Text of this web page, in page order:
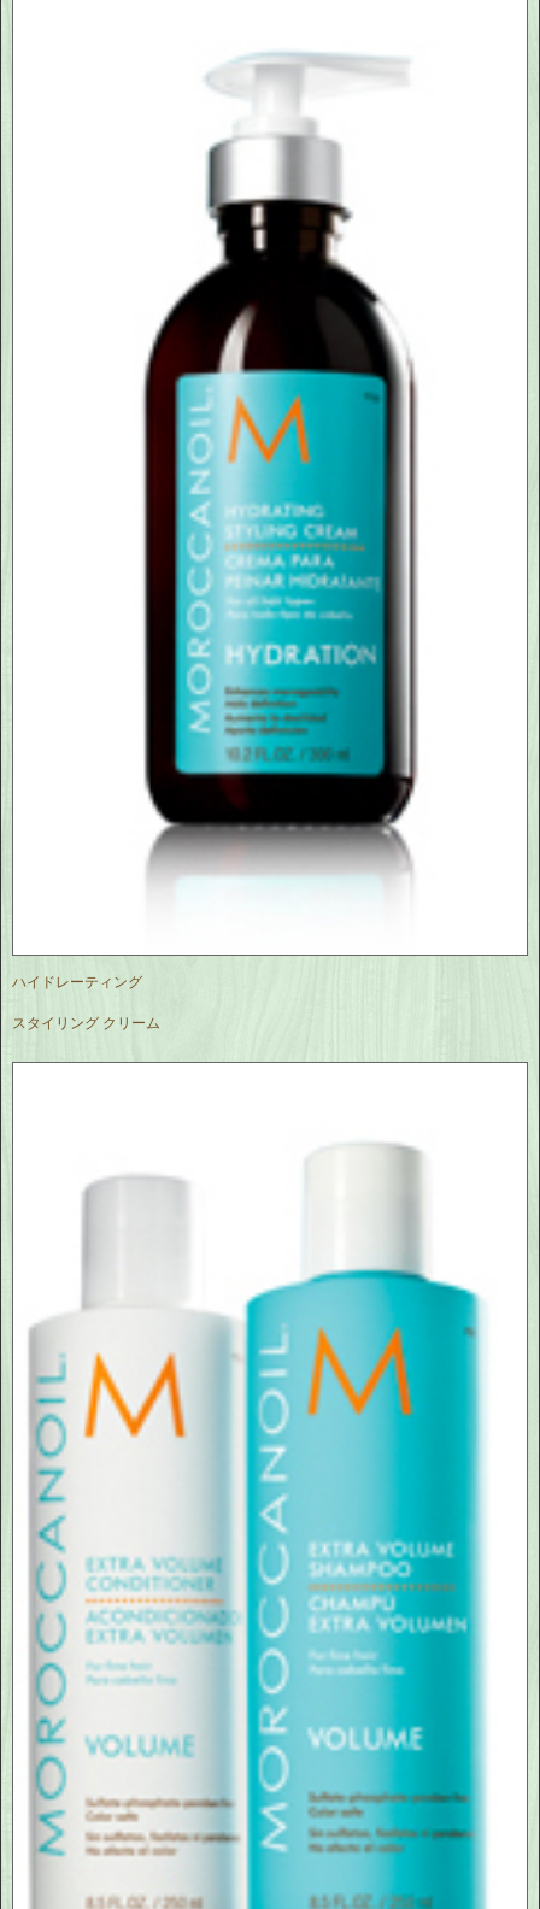
ハイドレーティング
スタイリング クリーム